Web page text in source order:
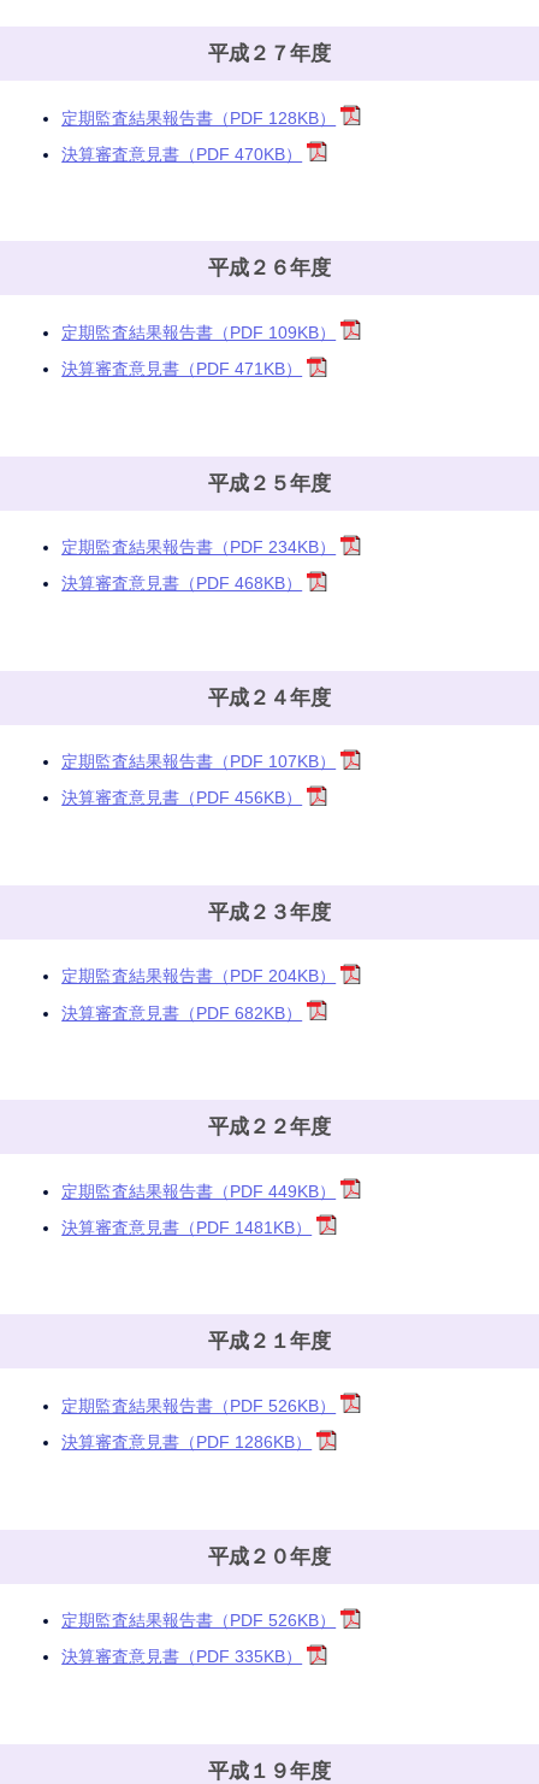
平成２７年度
定期監査結果報告書（PDF 128KB）
決算審査意見書（PDF 470KB）
平成２６年度
定期監査結果報告書（PDF 109KB）
決算審査意見書（PDF 471KB）
平成２５年度
定期監査結果報告書（PDF 234KB）
決算審査意見書（PDF 468KB）
平成２４年度
定期監査結果報告書（PDF 107KB）
決算審査意見書（PDF 456KB）
平成２３年度
定期監査結果報告書（PDF 204KB）
決算審査意見書（PDF 682KB）
平成２２年度
定期監査結果報告書（PDF 449KB）
決算審査意見書（PDF 1481KB）
平成２１年度
定期監査結果報告書（PDF 526KB）
決算審査意見書（PDF 1286KB）
平成２０年度
定期監査結果報告書（PDF 526KB）
決算審査意見書（PDF 335KB）
平成１９年度